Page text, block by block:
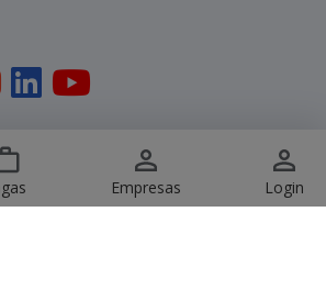
Empresas Login
All Rights Reserved.